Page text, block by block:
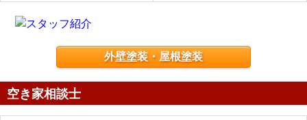
外壁塗装・屋根塗装
空き家相談士